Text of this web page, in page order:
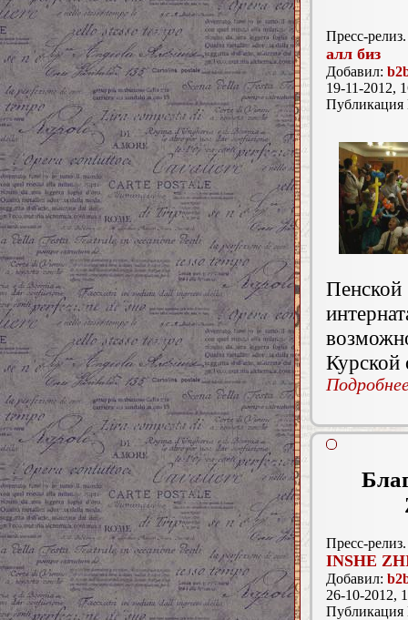
Пресс-релиз.
алл биз
Добавил:
19-11-2012,
Курской
Пресс-релиз.
INSHE
Добавил:
26-10-2012,